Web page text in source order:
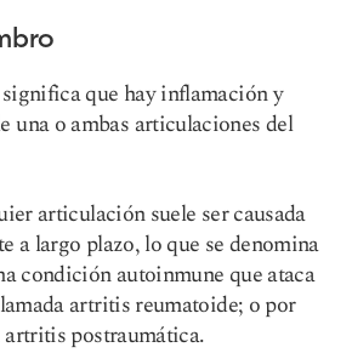
significa que hay inflamación y
una o ambas articulaciones del
articulación suele ser causada
a largo plazo, lo que se denomina
condición autoinmune que ataca
artritis reumatoide; o por
postraumática.